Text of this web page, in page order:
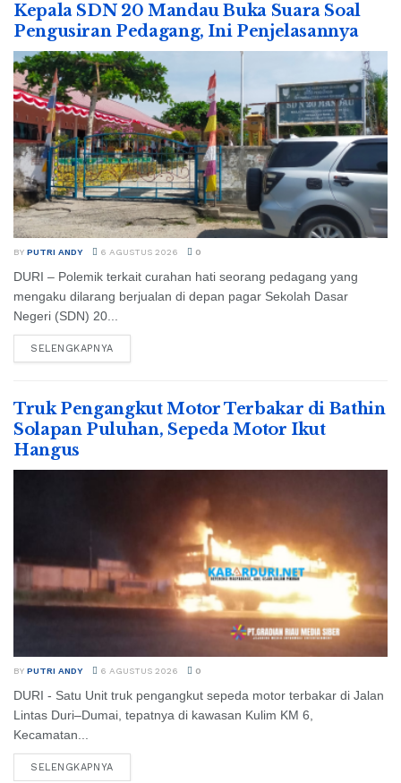
Kepala SDN 20 Mandau Buka Suara Soal
Pengusiran Pedagang, Ini Penjelasannya
BY PUTRI ANDY 6 AGUSTUS 2026 0
DURI – Polemik terkait curahan hati seorang pedagang yang
mengaku dilarang berjualan di depan pagar Sekolah Dasar
Negeri (SDN) 20...
SELENGKAPNYA
Truk Pengangkut Motor Terbakar di Bathin
Solapan Puluhan, Sepeda Motor Ikut
Hangus
BY PUTRI ANDY 6 AGUSTUS 2026 0
DURI - Satu Unit truk pengangkut sepeda motor terbakar di Jalan
Lintas Duri–Dumai, tepatnya di kawasan Kulim KM 6,
Kecamatan...
SELENGKAPNYA